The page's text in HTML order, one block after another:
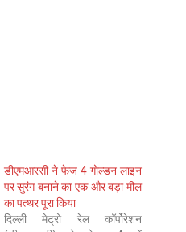
डीएमआरसी ने फेज 4 गोल्डन लाइन
पर सुरंग बनाने का एक और बड़ा मील
का पत्थर पूरा किया
दिल्ली मेट्रो रेल कॉर्पोरेशन